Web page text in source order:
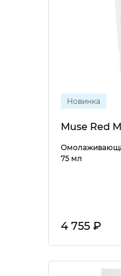
Новинка
Muse Red
75 мл
4 755 ₽